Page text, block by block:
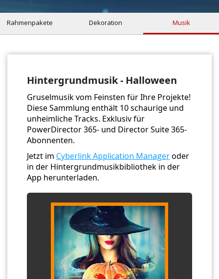
Rahmenpakete Dekoration Musik
Hintergrundmusik - Halloween
Gruselmusik vom Feinsten für Ihre Projekte!
Diese Sammlung enthält 10 schaurige und
unheimliche Tracks. Exklusiv für
PowerDirector 365- und Director Suite 365-
Abonnenten.
Jetzt im Cyberlink Application Manageroder
in der Hintergrundmusikbibliothek in der
App herunterladen.